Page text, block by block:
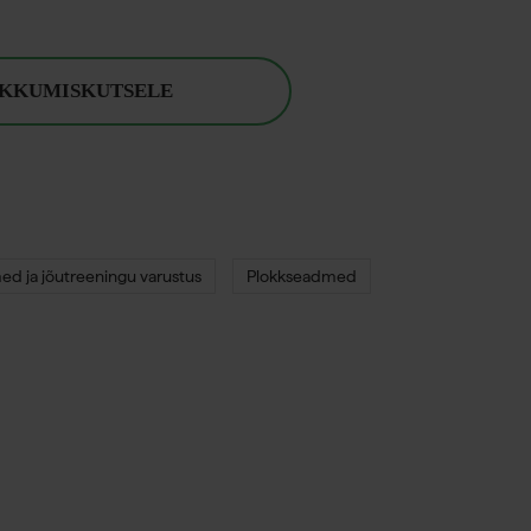
ja jõutreeningu varustus Plokkseadmed